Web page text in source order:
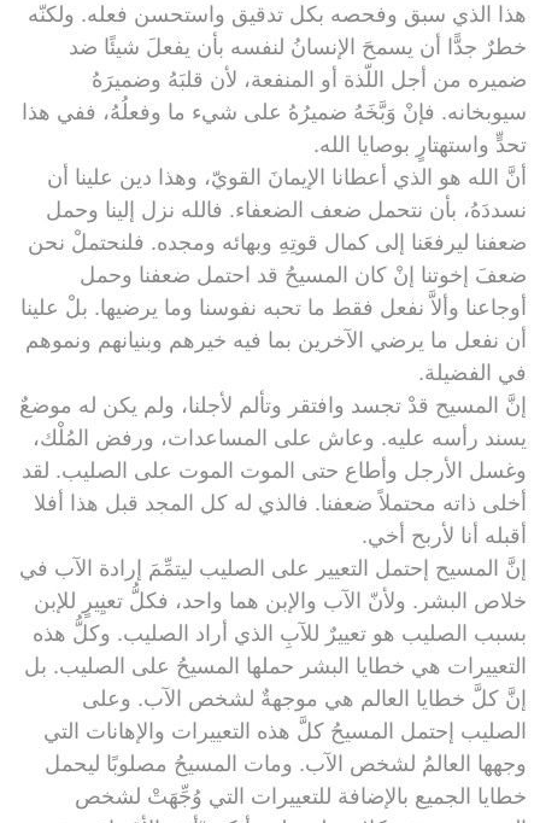
هذا الذي سبق وفحصه بكل تدقيق واستحسن فعله. ولكنّه
خطرٌ جدًّا أن يسمحَ الإنسانُ لنفسه بأن يفعلَ شيئًا ضد
ضميره من أجل اللّذة أو المنفعة، لأن قلبَهُ وضميرَهُ
سيوبخانه. فإنْ وَبَّخَهُ ضميرُهُ على شيء ما وفعلُهُ، ففي هذا
تحدٍّ واستهتارٍ بوصايا الله.
أنَّ الله هو الذي أعطانا الإيمانَ القويّ، وهذا دين علينا أن
نسددَهُ، بأن نتحمل ضعف الضعفاء. فالله نزل إلينا وحمل
ضعفنا ليرفعَنا إلى كمال قوتِهِ وبهائه ومجده. فلنحتملْ نحن
ضعفَ إخوتنا إنْ كان المسيحُ قد احتمل ضعفنا وحمل
أوجاعنا وألاَّ نفعل فقط ما تحبه نفوسنا وما يرضيها. بلْ علينا
أن نفعل ما يرضي الآخرين بما فيه خيرهم وبنيانهم ونموهم
في الفضيلة.
إنَّ المسيح قدْ تجسد وافتقر وتألم لأجلنا، ولم يكن له موضعٌ
يسند رأسه عليه. وعاش على المساعدات، ورفض المُلْك،
وغسل الأرجل وأطاع حتى الموت الموت على الصليب. لقد
أخلى ذاته محتملاً ضعفنا. فالذي له كل المجد قبل هذا أفلا
أقبله أنا لأربح أخي.
إنَّ المسيح إحتمل التعيير على الصليب ليتمِّمَ إرادة الآب في
خلاص البشر. ولأنّ الآب والإبن هما واحد، فكلُّ تعيِيرٍ للإبن
بسبب الصليب هو تعييرٌ للآبِ الذي أراد الصليب. وكلُّ هذه
التعييرات هي خطايا البشر حملها المسيحُ على الصليب. بل
إنَّ كلَّ خطايا العالم هي موجهةٌ لشخص الآب. وعلى
الصليب إحتمل المسيحُ كلَّ هذه التعييرات والإهانات التي
وجهها العالمُ لشخص الآب. ومات المسيحُ مصلوبًا ليحمل
خطايا الجميع بالإضافة للتعييرات التي وُجِّهَتْ لشخص